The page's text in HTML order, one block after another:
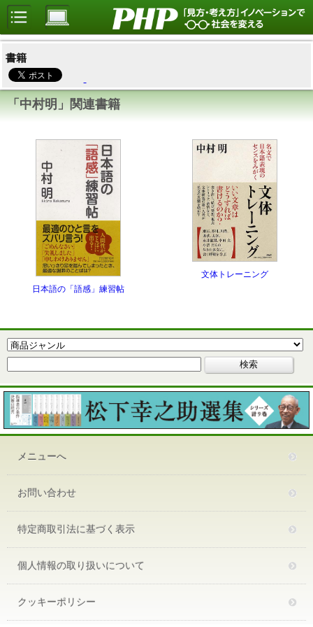
書籍
「中村明」関連書籍
日本語の「語感」練習帖
文体トレーニング
メニューへ
お問い合わせ
特定商取引法に基づく表示
個人情報の取り扱いについて
クッキーポリシー